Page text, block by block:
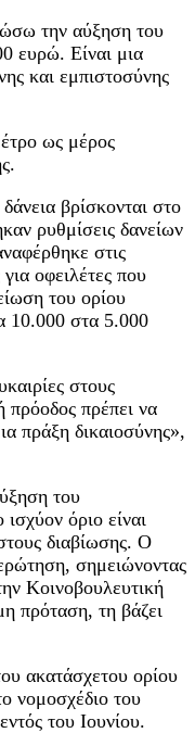
την αύξηση του
ευρώ. Είναι μια
και εμπιστοσύνης
ως μέρος
βρίσκονται στο
ρυθμίσεις δανείων
στις
οφειλέτες που
του ορίου
10.000 στα 5.000
στους
πρόοδος πρέπει να
πράξη δικαιοσύνης»,
του
όριο είναι
διαβίωσης. Ο
σημειώνοντας
Κοινοβουλευτική
πρόταση, τη βάζει
ακατάσχετου ορίου
νομοσχέδιο του
του Ιουνίου.